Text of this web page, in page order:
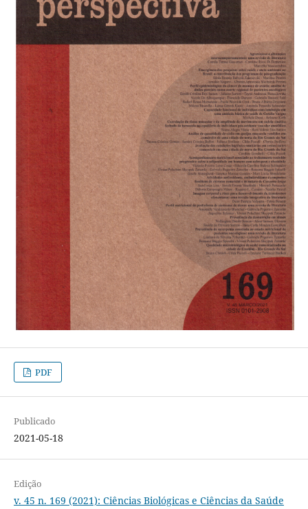
PDF
Publicado
2021-05-18
Edição
v. 45 n. 169 (2021): Ciências Biológicas e Ciências da Saúde